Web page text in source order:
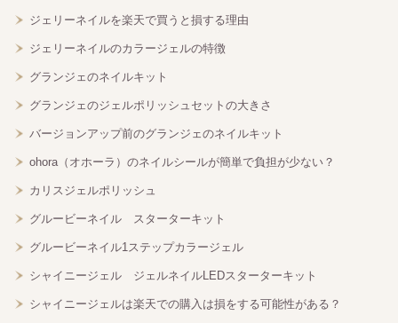
ジェリーネイルを楽天で買うと損する理由
ジェリーネイルのカラージェルの特徴
グランジェのネイルキット
グランジェのジェルポリッシュセットの大きさ
バージョンアップ前のグランジェのネイルキット
ohora（オホーラ）のネイルシールが簡単で負担が少ない？
カリスジェルポリッシュ
グルービーネイル スターターキット
グルービーネイル1ステップカラージェル
シャイニージェル ジェルネイルLEDスターターキット
シャイニージェルは楽天での購入は損をする可能性がある？